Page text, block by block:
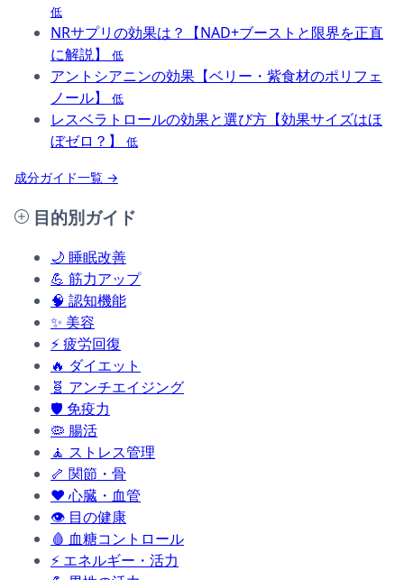
低
NRサプリの効果は？【NAD+ブーストと限界を正直
に解説】
低
アントシアニンの効果【ベリー・紫食材のポリフェ
ノール】
低
レスベラトロールの効果と選び方【効果サイズはほ
ぼゼロ？】
低
成分ガイド一覧 →
目的別ガイド
🌙 睡眠改善
💪 筋力アップ
🧠 認知機能
✨ 美容
⚡疲労回復
🔥 ダイエット
🧬 アンチエイジング
🛡️ 免疫力
🦠 腸活
🧘 ストレス管理
🦴 関節・骨
❤️ 心臓・血管
👁️ 目の健康
🩸 血糖コントロール
⚡ エネルギー・活力